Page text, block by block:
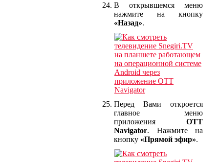
В открывшемся меню
нажмите на кнопку
«Назад».
Перед Вами откроется
главное меню
приложения OTT
Navigator. Нажмите на
кнопку «Прямой эфир».